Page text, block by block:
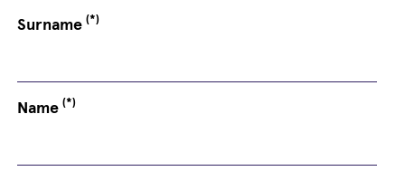
Surname(*)
Name(*)